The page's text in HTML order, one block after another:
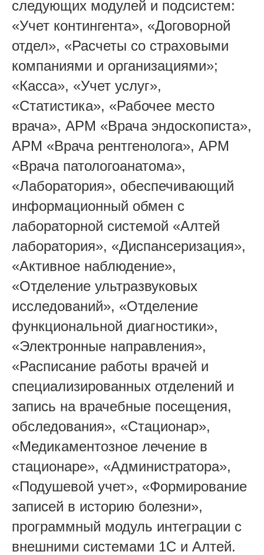
следующих модулей и подсистем:
«Учет контингента», «Договорной
отдел», «Расчеты со страховыми
компаниями и организациями»;
«Касса», «Учет услуг»,
«Статистика», «Рабочее место
врача», АРМ «Врача эндоскописта»,
АРМ «Врача рентгенолога», АРМ
«Врача патологоанатома»,
«Лаборатория», обеспечивающий
информационный обмен с
лабораторной системой «Алтей
лаборатория», «Диспансеризация»,
«Активное наблюдение»,
«Отделение ультразвуковых
исследований», «Отделение
функциональной диагностики»,
«Электронные направления»,
«Расписание работы врачей и
специализированных отделений и
запись на врачебные посещения,
обследования», «Стационар»,
«Медикаментозное лечение в
стационаре», «Администратора»,
«Подушевой учет», «Формирование
записей в историю болезни»,
программный модуль интеграции с
внешними системами 1С и Алтей.